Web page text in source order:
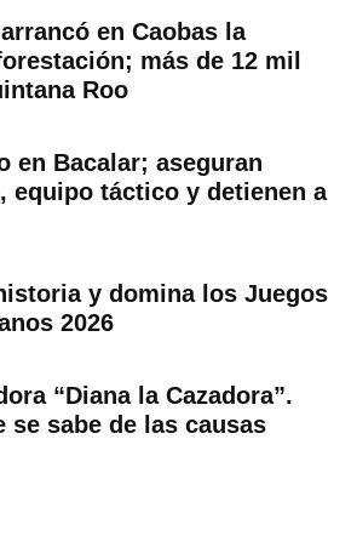
en Caobas la
más de 12 mil
Roo
en Bacalar; aseguran
equipo táctico y detienen a
y domina los Juegos
2026
“Diana la Cazadora”.
se sabe de las causas